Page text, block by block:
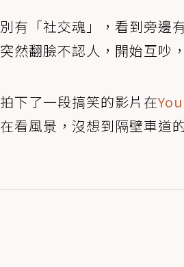
有「社交魂」，看到旁邊
然翻臉不認人，開始互
下了一段搞笑的影片在
看風景，沒想到隔壁車道